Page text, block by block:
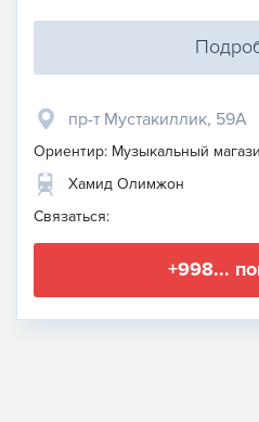
пр-т Мустакиллик, 59A
Ориентир: Музыкальный
Хамид Олимжон
Связаться:
+998...